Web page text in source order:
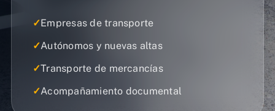
✓Empresas de transporte
✓Autónomos y nuevas altas
✓Transporte de mercancías
✓Acompañamiento documental